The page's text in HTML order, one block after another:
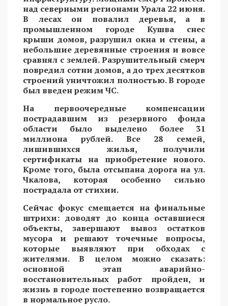
над северными регионами Урала 22 июня.
В лесах он повалил деревья, а в
промышленном городе Кушва снес
крыши домов, разрушил окна и стены, а
небольшие деревянные строения и вовсе
сравнял с землей. Разрушительный смерч
повредил сотни домов, а до трех десятков
строений уничтожил полностью. В городе
был введен режим ЧС.
На первоочередные компенсации
пострадавшим из резервного фонда
области было выделено более 31
миллиона рублей. Все 28 семей,
лишившихся жилья, получили
сертификаты на приобретение нового.
Кроме того, была отсыпана дорога на ул.
Чкалова, которая особенно сильно
пострадала от стихии.
Сейчас фокус смещается на финальные
штрихи: доводят до конца оставшиеся
объекты, завершают вывоз остатков
мусора и решают точечные вопросы,
которые выявляют при обходах с
жителями. В целом можно сказать:
основной этап аварийно-
восстановительных работ пройден, и
жизнь в городе постепенно возвращается
в нормальное русло.